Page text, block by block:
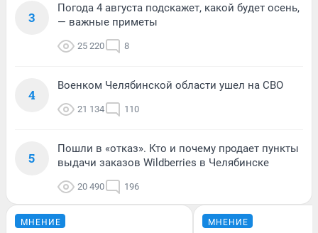
3
Погода 4 августа подскажет, какой будет осень,
— важные приметы
25 220 8
4
Военком Челябинской области ушел на СВО
21 134 110
5
Пошли в «отказ». Кто и почему продает пункты
выдачи заказов Wildberries в Челябинске
20 490 196
МНЕНИЕ МНЕНИЕ